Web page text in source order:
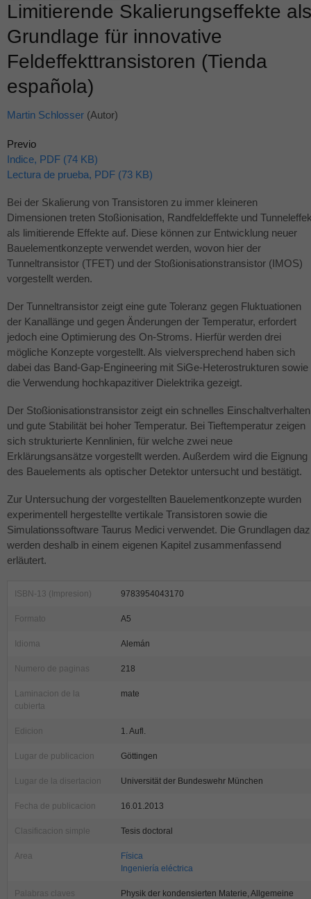
Limitierende Skalierungseffekte als
Grundlage für innovative
Feldeffekttransistoren (Tienda
española)
Martin Schlosser (Autor)
Previo
Indice, PDF (74 KB)
Lectura de prueba, PDF (73 KB)
Bei der Skalierung von Transistoren zu immer kleineren
Dimensionen treten Stoßionisation, Randfeldeffekte und
als limitierende Effekte auf. Diese können zur Entwicklung neuer
Bauelementkonzepte verwendet werden, wovon hier der
Tunneltransistor (TFET) und der Stoßionisationstransistor (IMOS)
vorgestellt werden.
Der Tunneltransistor zeigt eine gute Toleranz gegen Fluktuationen
der Kanallänge und gegen Änderungen der Temperatur, erfordert
jedoch eine Optimierung des On-Stroms. Hierfür werden drei
mögliche Konzepte vorgestellt. Als vielversprechend haben sich
dabei das Band-Gap-Engineering mit SiGe-Heterostrukturen sowie
die Verwendung hochkapazitiver Dielektrika gezeigt.
Der Stoßionisationstransistor zeigt ein schnelles Einschaltverhalten
und gute Stabilität bei hoher Temperatur. Bei Tieftemperatur zeigen
sich strukturierte Kennlinien, für welche zwei neue
Erklärungsansätze vorgestellt werden. Außerdem wird die Eignung
des Bauelements als optischer Detektor untersucht und bestätigt.
Zur Untersuchung der vorgestellten Bauelementkonzepte wurden
experimentell hergestellte vertikale Transistoren sowie die
Simulationssoftware Taurus Medici verwendet. Die Grundlagen
werden deshalb in einem eigenen Kapitel zusammenfassend
erläutert.
ISBN-13 (Impresion) 9783954043170
Formato A5
Idioma Alemán
Numero de paginas 218
Laminacion de la
cubierta
mate
Edicion 1. Aufl.
Lugar de publicacion Göttingen
Lugar de la disertacion Universität der Bundeswehr München
Fecha de publicacion 16.01.2013
Clasificacion simple Tesis doctoral
Area
Física
Ingeniería eléctrica
Palabras claves
Physik der kondensierten Materie, Allgemeine